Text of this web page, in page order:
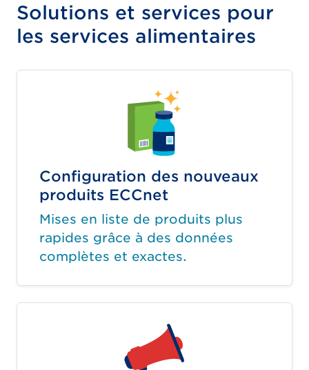
Solutions et services pour
les services alimentaires
Configuration des nouveaux
produits ECCnet
Mises en liste de produits plus
rapides grâce à des données
complètes et exactes.